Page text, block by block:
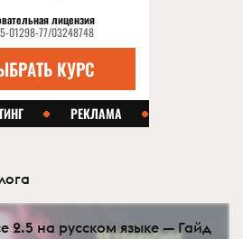
2.5 на русском языке — Гайд